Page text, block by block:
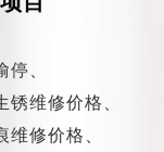
停、
锈维修价格、
维修价格、